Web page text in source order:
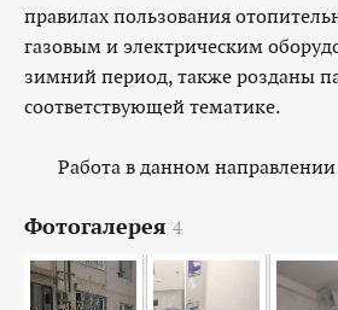
правилах пользования
газовым и электрическим
зимний период, также розданы
соответствующей тематике.
Работа в данном направлении
Фотогалерея 4